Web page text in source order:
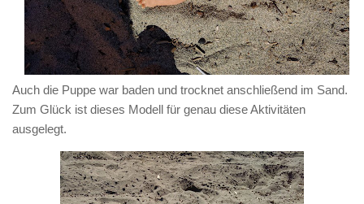
Auch die Puppe war baden und trocknet anschließend im Sand.
Zum Glück ist dieses Modell für genau diese Aktivitäten
ausgelegt.